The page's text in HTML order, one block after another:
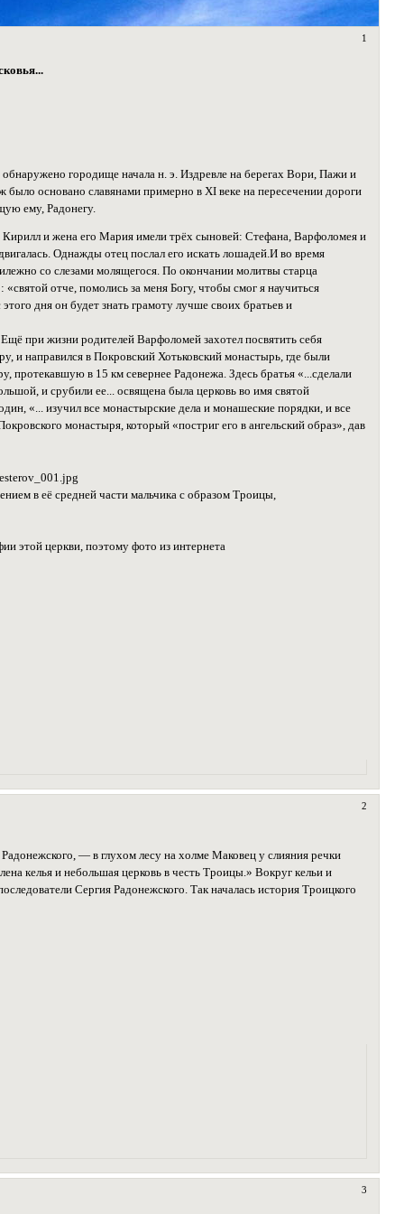
1
городище начала н. э. Издревле на берегах Вори, Пажи и
основано славянами примерно в XI веке на пересечении дороги
ему, Радонегу.
Кирилл и жена его Мария имели трёх сыновей: Стефана, Варфоломея и
Однажды отец послал его искать лошадей.И во время
со слезами молящегося. По окончании молитвы старца
отче, помолись за меня Богу, чтобы смог я научиться
дня он будет знать грамоту лучше своих братьев и
при жизни родителей Варфоломей захотел посвятить себя
и направился в Покровский Хотьковский монастырь, где были
в 15 км севернее Радонежа. Здесь братья «...сделали
и срубили ее... освящена была церковь во имя святой
«... изучил все монастырские дела и монашеские порядки, и все
монастыря, который «постриг его в ангельский образ», дав
в её средней части мальчика с образом Троицы,
этой церкви, поэтому фото из интернета
2
— в глухом лесу на холме Маковец у слияния речки
келья и небольшая церковь в честь Троицы.» Вокруг кельи и
Сергия Радонежского. Так началась история Троицкого
3